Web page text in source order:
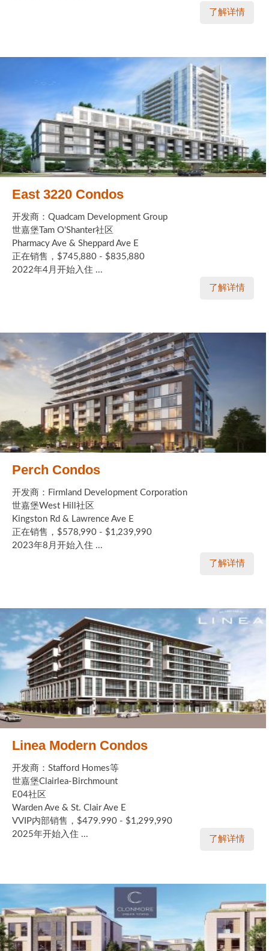
了解详情
East 3220 Condos
开发商：Quadcam Development Group
世嘉堡Tam O'Shanter社区
Pharmacy Ave & Sheppard Ave E
正在销售，$745,880 - $835,880
2022年4月开始入住 ...
了解详情
Perch Condos
开发商：Firmland Development Corporation
世嘉堡West Hill社区
Kingston Rd & Lawrence Ave E
正在销售，$578,990 - $1,239,990
2023年8月开始入住 ...
了解详情
Linea Modern Condos
开发商：Stafford Homes等
世嘉堡Clairlea-Birchmount
E04社区
Warden Ave & St. Clair Ave E
VVIP内部销售，$479.990 - $1,299,990
2025年开始入住 ...
了解详情